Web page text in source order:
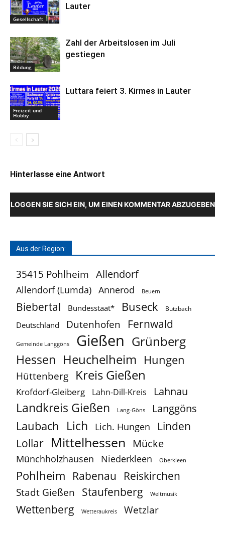
Gesellschaft
Lauter
Bildung
Zahl der Arbeitslosen im Juli
gestiegen
Freizeit und
Hobby
Luttara feiert 3. Kirmes in Lauter
Hinterlasse eine Antwort
LOGGEN SIE SICH EIN, UM EINEN KOMMENTAR ABZUGEBEN
Aus der Region:
35415 Pohlheim Allendorf
Allendorf (Lumda) Annerod Beuern
Biebertal Bundesstaat* Buseck Butzbach
Deutschland Dutenhofen Fernwald
Gemeinde Langgöns Gießen Grünberg
Hessen Heuchelheim Hungen
Hüttenberg Kreis Gießen
Krofdorf-Gleiberg Lahn-Dill-Kreis Lahnau
Landkreis Gießen Lang-Göns Langgöns
Laubach Lich Lich. Hungen Linden
Lollar Mittelhessen Mücke
Münchholzhausen Niederkleen Oberkleen
Pohlheim Rabenau Reiskirchen
Stadt Gießen Staufenberg Weltmusik
Wettenberg Wetteraukreis Wetzlar